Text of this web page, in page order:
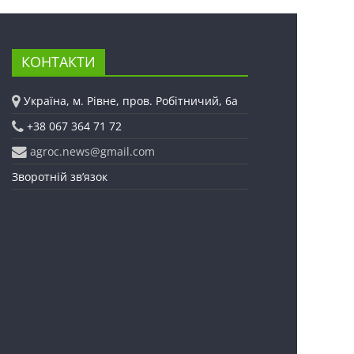
КОНТАКТИ
Україна, м. Рівне, пров. Робітничий, 6а
+38 067 364 71 72
agroc.news@gmail.com
Зворотній зв’язок